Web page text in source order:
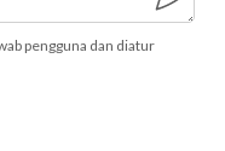
pengguna dan diatur